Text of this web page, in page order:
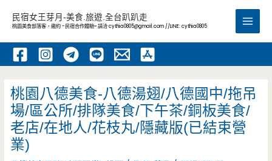
內
民宿女王芽月-美食.旅遊.全台趴趴走
桃園美食部落客，邀約 -民宿合作體驗~ 請洽cythia0805@gmail.com //LINE: cythia0805
Main
桃園八德美食-八德湯翅/八德國中/拖吊
場/區公所/排隊美食/下午茶/銅板美食/
老店/在地人/花枝丸/隱藏版(已結束營
業)